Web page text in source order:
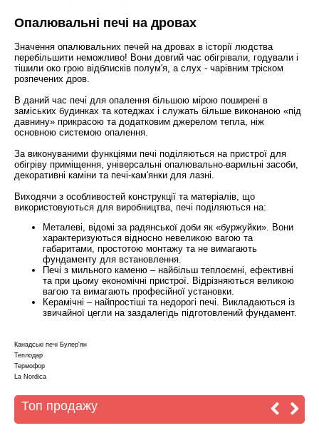
Опалювальні печі на дровах
Значення опалювальних печей на дровах в історії людства
перебільшити неможливо! Вони довгий час обігрівали, годували і
тішили око грою відблисків полум'я, а слух - чарівним тріском
розпечених дров.
В даний час печі для опалення більшою мірою поширені в
заміських будинках та котеджах і служать більше виконаною «під
давнину» прикрасою та додатковим джерелом тепла, ніж
основною системою опалення.
За виконуваними функціями печі поділяються на пристрої для
обігріву приміщення, універсальні опалювально-варильні засоби,
декоративні каміни та печі-кам'янки для лазні.
Виходячи з особливостей конструкції та матеріалів, що
використовуються для виробництва, печі поділяються на:
Металеві, відомі за радянської доби як «буржуйки». Вони
характеризуються відносно невеликою вагою та
габаритами, простотою монтажу та не вимагають
фундаменту для встановлення.
Печі з мильного каменю – найбільш теплоємні, ефективні
та при цьому економічні пристрої. Відрізняються великою
вагою та вимагають професійної установки.
Керамічні – найпростіші та недорогі печі. Викладаються із
звичайної цегли на заздалегідь підготовлений фундамент.
Канадські печі Булер'ян
Теплодар
Термофор
La Nordica
Топ продажу